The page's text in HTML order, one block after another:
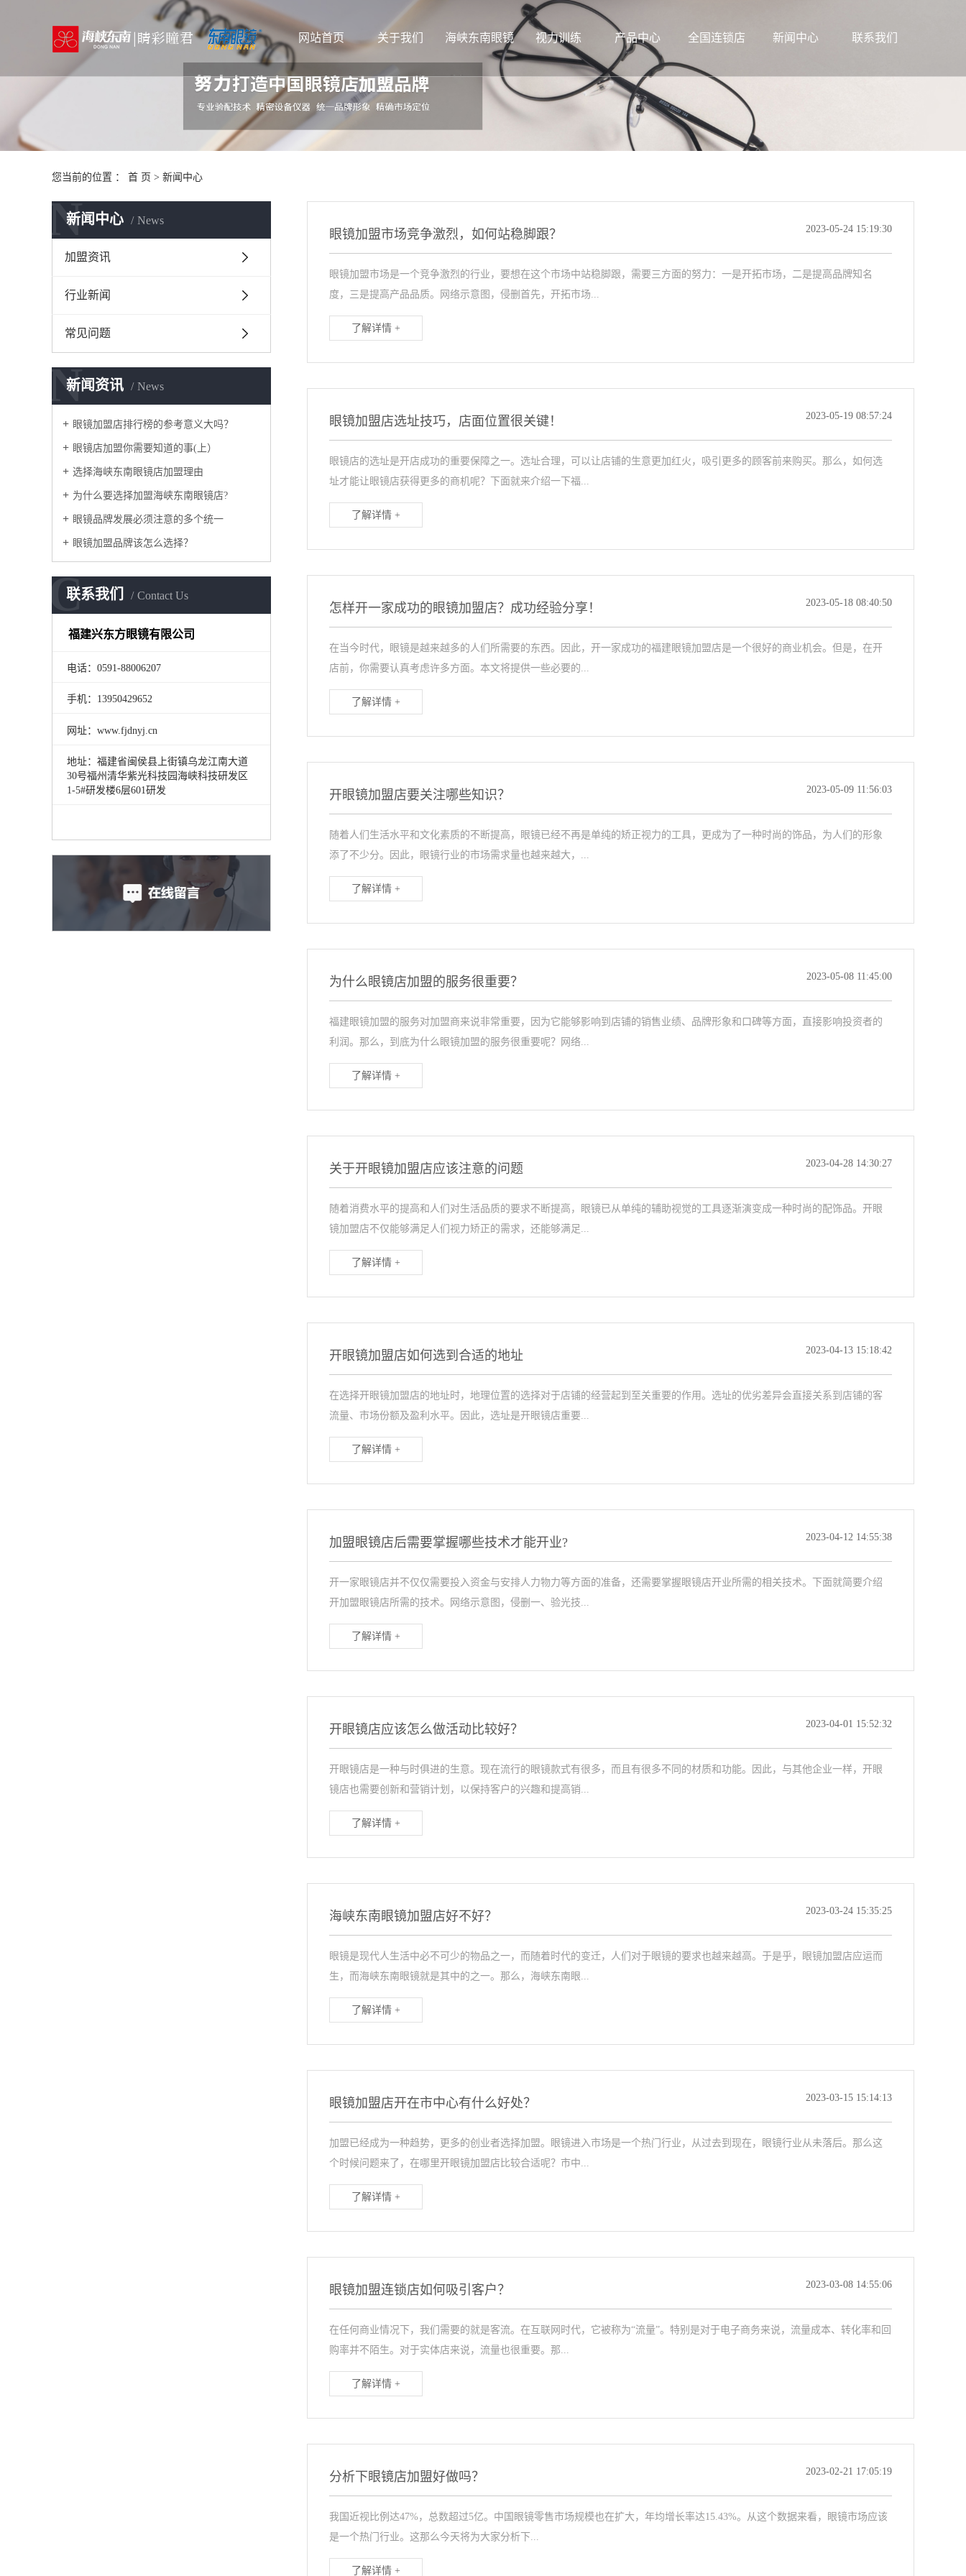
网站首页 关于我们 海峡东南眼镜 视力训练 产品中心 全国连锁店 新闻中心 联系我们
您当前的位置 ： 首 页 > 新闻中心
新闻中心 News
N
加盟资讯
行业新闻
常见问题
新闻资讯 News
N
眼镜加盟店排行榜的参考意义大吗？
眼镜店加盟你需要知道的事(上）
选择海峡东南眼镜店加盟理由
为什么要选择加盟海峡东南眼镜店?
眼镜品牌发展必须注意的多个统一
眼镜加盟品牌该怎么选择？
联系我们 Contact Us
C
福建兴东方眼镜有限公司
电话：0591 -88006207
手机：13950429652
网址：www.fjdnyj.cn
地址：福建省闽侯县上街镇乌龙江南大道
30号福州清华紫光科技园海峡科技研发区
1-5#研发楼6层601研发
眼镜加盟市场竞争激烈，如何站稳脚跟？ 2023-05-24 15:19:30
眼镜加盟市场是一个竞争激烈的行业，要想在这个市场中站稳脚跟，需要三方面的努力：一是开拓市场，二是提高品牌知名
度，三是提高产品品质。网络示意图，侵删首先，开拓市场...
了解详情 +
眼镜加盟店选址技巧，店面位置很关键！ 2023-05-19 08:57:24
眼镜店的选址是开店成功的重要保障之一。选址合理，可以让店铺的生意更加红火，吸引更多的顾客前来购买。那么，如何选
址才能让眼镜店获得更多的商机呢？下面就来介绍一下福...
了解详情 +
怎样开一家成功的眼镜加盟店？成功经验分享！ 2023-05-18 08:40:50
在当今时代，眼镜是越来越多的人们所需要的东西。因此，开一家成功的福建眼镜加盟店是一个很好的商业机会。但是，在开
店前，你需要认真考虑许多方面。本文将提供一些必要的...
了解详情 +
开眼镜加盟店要关注哪些知识？ 2023-05-09 11:56:03
随着人们生活水平和文化素质的不断提高，眼镜已经不再是单纯的矫正视力的工具，更成为了一种时尚的饰品，为人们的形象
添了不少分。因此，眼镜行业的市场需求量也越来越大，...
了解详情 +
为什么眼镜店加盟的服务很重要？ 2023-05-08 11:45:00
福建眼镜加盟的服务对加盟商来说非常重要，因为它能够影响到店铺的销售业绩、品牌形象和口碑等方面，直接影响投资者的
利润。那么，到底为什么眼镜加盟的服务很重要呢？网络...
了解详情 +
关于开眼镜加盟店应该注意的问题 2023-04-28 14:30:27
随着消费水平的提高和人们对生活品质的要求不断提高，眼镜已从单纯的辅助视觉的工具逐渐演变成一种时尚的配饰品。开眼
镜加盟店不仅能够满足人们视力矫正的需求，还能够满足...
了解详情 +
开眼镜加盟店如何选到合适的地址 2023-04-13 15:18:42
在选择开眼镜加盟店的地址时，地理位置的选择对于店铺的经营起到至关重要的作用。选址的优劣差异会直接关系到店铺的客
流量、市场份额及盈利水平。因此，选址是开眼镜店重要...
了解详情 +
加盟眼镜店后需要掌握哪些技术才能开业? 2023-04-12 14:55:38
开一家眼镜店并不仅仅需要投入资金与安排人力物力等方面的准备，还需要掌握眼镜店开业所需的相关技术。下面就简要介绍
开加盟眼镜店所需的技术。网络示意图，侵删一、验光技...
了解详情 +
开眼镜店应该怎么做活动比较好？ 2023-04-01 15:52:32
开眼镜店是一种与时俱进的生意。现在流行的眼镜款式有很多，而且有很多不同的材质和功能。因此，与其他企业一样，开眼
镜店也需要创新和营销计划，以保持客户的兴趣和提高销...
了解详情 +
海峡东南眼镜加盟店好不好？ 2023-03-24 15:35:25
眼镜是现代人生活中必不可少的物品之一，而随着时代的变迁，人们对于眼镜的要求也越来越高。于是乎，眼镜加盟店应运而
生，而海峡东南眼镜就是其中的之一。那么，海峡东南眼...
了解详情 +
眼镜加盟店开在市中心有什么好处？ 2023-03-15 15:14:13
加盟已经成为一种趋势，更多的创业者选择加盟。眼镜进入市场是一个热门行业，从过去到现在，眼镜行业从未落后。那么这
个时候问题来了，在哪里开眼镜加盟店比较合适呢？市中...
了解详情 +
眼镜加盟连锁店如何吸引客户？ 2023-03-08 14:55:06
在任何商业情况下，我们需要的就是客流。在互联网时代，它被称为“流量”。特别是对于电子商务来说，流量成本、转化率和回
购率并不陌生。对于实体店来说，流量也很重要。那...
了解详情 +
分析下眼镜店加盟好做吗？ 2023-02-21 17:05:19
我国近视比例达47%，总数超过5亿。中国眼镜零售市场规模也在扩大，年均增长率达15.43%。从这个数据来看，眼镜市场应该
是一个热门行业。这那么今天将为大家分析下...
了解详情 +